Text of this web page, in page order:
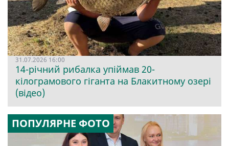
31.07.2026 16:00
14-річний рибалка упіймав 20-
кілограмового гіганта на Блакитному озері
(відео)
ПОПУЛЯРНЕ ФОТО